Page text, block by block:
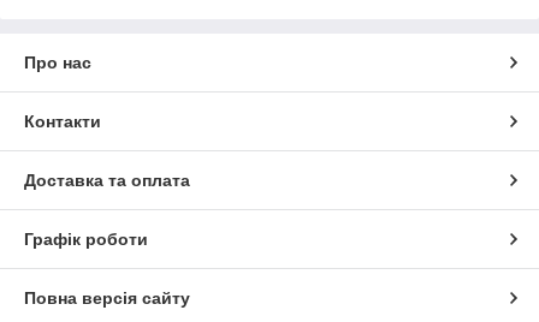
Про нас
Контакти
Доставка та оплата
Графік роботи
Повна версія сайту